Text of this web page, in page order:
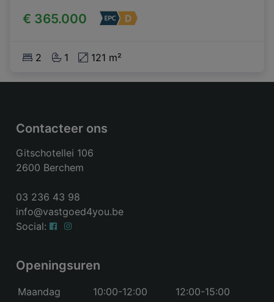
€ 365.000
2 1 121 m²
Contacteer ons
Gitschotellei 106
2600 Berchem
03 236 43 98
info@vastgoed4you.be
Social:
Openingsuren
Maandag 10:00-12:00
12:00-15:00